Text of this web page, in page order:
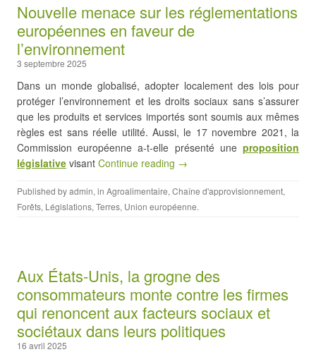
Nouvelle menace sur les réglementations
européennes en faveur de
l’environnement
3 septembre 2025
Dans un monde globalisé, adopter localement des lois pour
protéger l’environnement et les droits sociaux sans s’assurer
que les produits et services importés sont soumis aux mêmes
règles est sans réelle utilité. Aussi, le 17 novembre 2021, la
Commission européenne a-t-elle présenté une proposition
législative visant Continue reading →
Published byadmin, in Agroalimentaire, Chaîne d'approvisionnement,
Forêts, Législations, Terres, Union européenne.
Aux États-Unis, la grogne des
consommateurs monte contre les firmes
qui renoncent aux facteurs sociaux et
sociétaux dans leurs politiques
16 avril 2025